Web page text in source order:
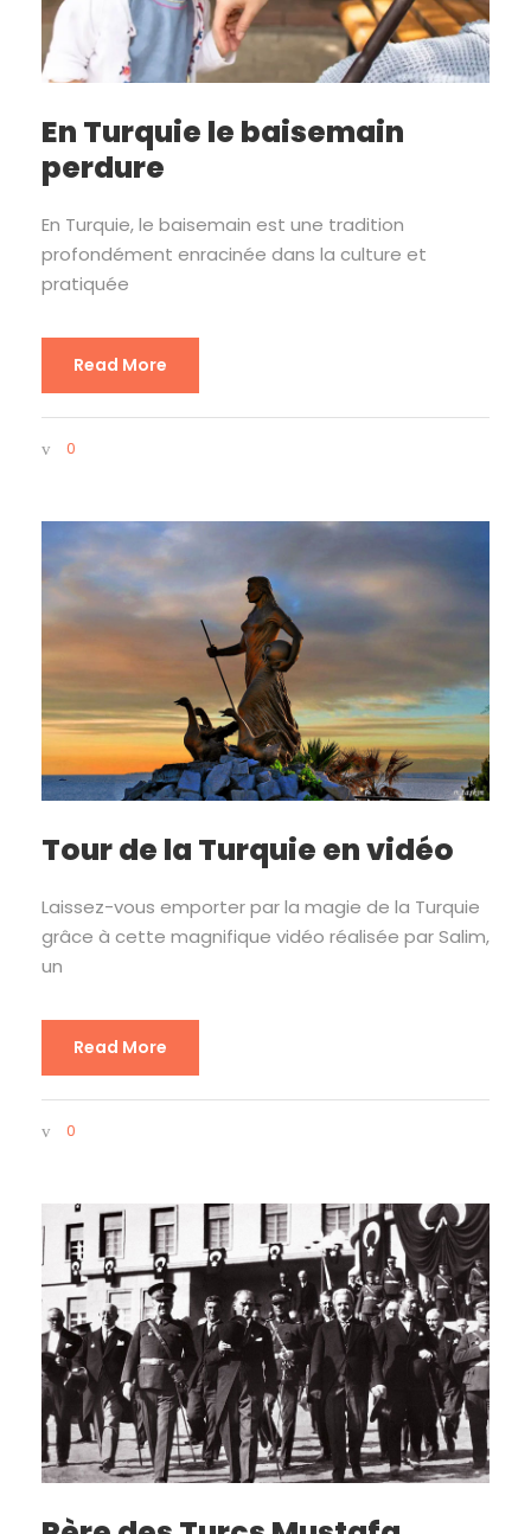
En Turquie le baisemain
perdure
En Turquie, le baisemain est une tradition
profondément enracinée dans la culture et
pratiquée
Read More
0
Tour de la Turquie en vidéo
Laissez-vous emporter par la magie de la Turquie
grâce à cette magnifique vidéo réalisée par Salim,
un
Read More
0